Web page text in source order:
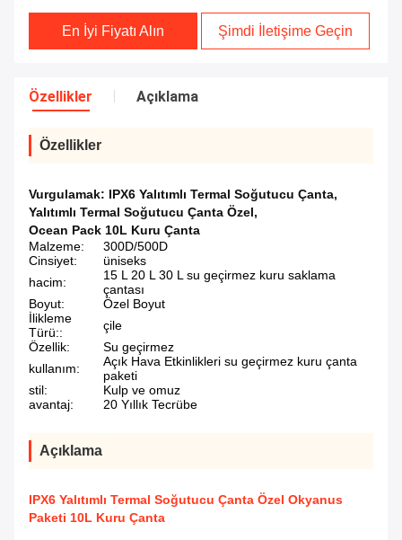
En İyi Fiyatı Alın Şimdi İletişime Geçin
Özellikler Açıklama
Özellikler
Vurgulamak: IPX6 Yalıtımlı Termal Soğutucu Çanta,
Yalıtımlı Termal Soğutucu Çanta Özel,
Ocean Pack 10L Kuru Çanta
Malzeme:
300D/500D
Cinsiyet:
üniseks
hacim:
15 L 20 L 30 L su geçirmez kuru saklama
çantası
Boyut:
Özel Boyut
İlikleme
Türü::
çile
Özellik:
Su geçirmez
kullanım:
Açık Hava Etkinlikleri su geçirmez kuru çanta
paketi
stil:
Kulp ve omuz
avantaj:
20 Yıllık Tecrübe
Açıklama
IPX6 Yalıtımlı Termal Soğutucu Çanta Özel Okyanus
Paketi 10L Kuru Çanta